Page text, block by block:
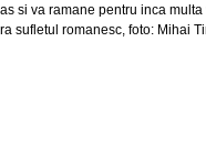
si va ramane pentru inca
sufletul romanesc, foto: Mihai